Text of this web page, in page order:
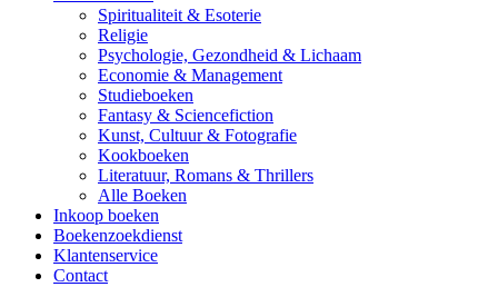
Spiritualiteit & Esoterie
Religie
Psychologie, Gezondheid & Lichaam
Economie & Management
Studieboeken
Fantasy & Sciencefiction
Kunst, Cultuur & Fotografie
Kookboeken
Literatuur, Romans & Thrillers
Alle Boeken
Inkoop boeken
Boekenzoekdienst
Klantenservice
Contact